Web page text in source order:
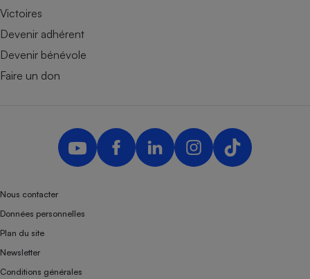
Victoires
Devenir adhérent
Devenir bénévole
Faire un don
Nous contacter
Données personnelles
Plan du site
Newsletter
Conditions générales